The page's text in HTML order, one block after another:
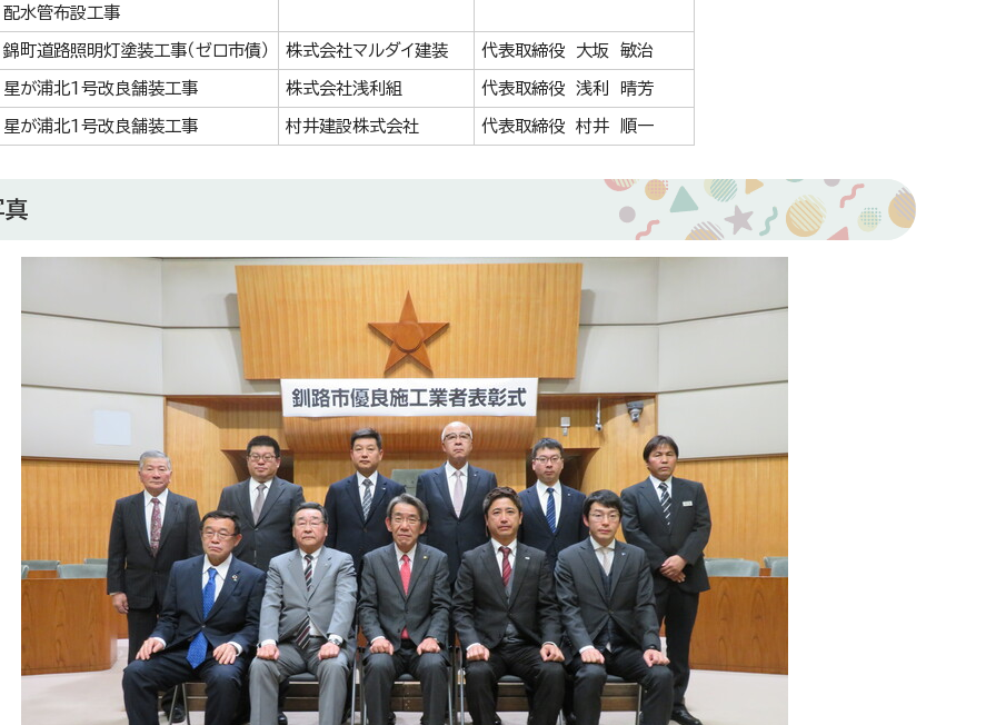
配水管布設工事
錦町道路照明灯塗装工事（ゼロ市債） 株式会社マルダイ建装 代表取締役 大坂 敏治
星が浦北1号改良舗装工事 株式会社浅利組 代表取締役 浅利 晴芳
星が浦北1号改良舗装工事 村井建設株式会社 代表取締役 村井 順一
真